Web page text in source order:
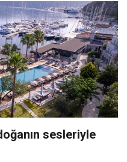
sesleriyle